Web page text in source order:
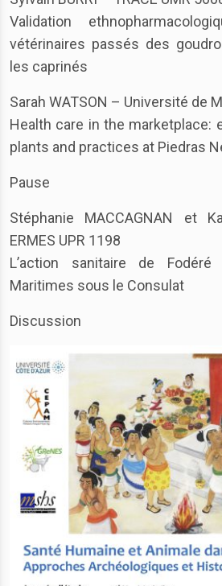
Validation
vétérinaires passés des
les caprinés
Sarah WATSON – Université de
Health care in the marketplace:
plants and practices at Piedras
Pause
Stéphanie MACCAGNAN et
ERMES UPR 1198
L’action sanitaire de
Maritimes sous le Consulat
Discussion